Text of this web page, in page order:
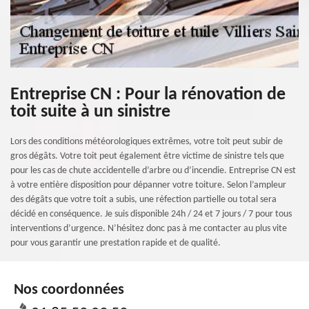
Entreprise CN : Pour la rénovation de
toit suite à un sinistre
Lors des conditions météorologiques extrêmes, votre toit peut subir de
gros dégâts. Votre toit peut également être victime de sinistre tels que
pour les cas de chute accidentelle d’arbre ou d’incendie. Entreprise CN est
à votre entière disposition pour dépanner votre toiture. Selon l’ampleur
des dégâts que votre toit a subis, une réfection partielle ou total sera
décidé en conséquence. Je suis disponible 24h / 24 et 7 jours / 7 pour tous
interventions d’urgence. N’hésitez donc pas à me contacter au plus vite
pour vous garantir une prestation rapide et de qualité.
Nos coordonnées